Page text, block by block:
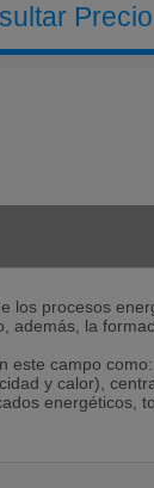
los procesos
además, la
este campo
y calor),
energéticos,